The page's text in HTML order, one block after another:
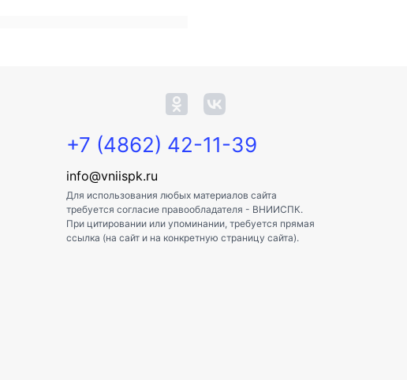
+7 (4862) 42-11-39
info@vniispk.ru
Для использования любых материалов сайта
требуется согласие правообладателя - ВНИИСПК.
При цитировании или упоминании, требуется прямая
ссылка (на сайт и на конкретную страницу сайта).